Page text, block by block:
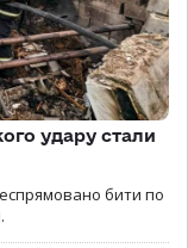
удару стали
бити по